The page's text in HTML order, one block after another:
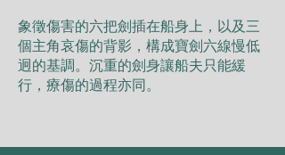
象徵傷害的六把劍插在船⾝上，以及三
個主⻆哀傷的背影，構成寶劍六線慢低
迥的基調。沉重的劍⾝讓船夫只能緩
⾏，療傷的過程亦同。